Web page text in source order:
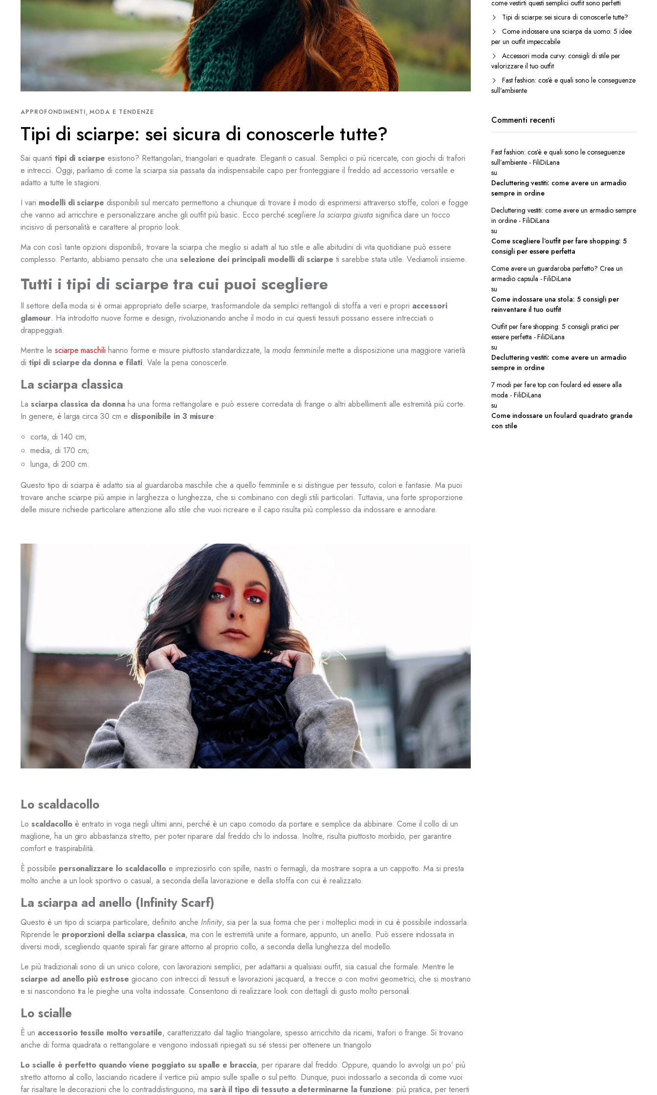
APPROFONDIMENTI, MODA E TENDENZE
Tipi di sciarpe: sei sicura di conoscerle tutte?
Sai quanti tipi di sciarpe esistono? Rettangolari, triangolari e quadrate. Eleganti o casual. Semplici o più ricercate, con giochi di trafori
e intrecci. Oggi, parliamo di come la sciarpa sia passata da indispensabile capo per fronteggiare il freddo ad accessorio versatile e
adatto a tutte le stagioni.
I vari modelli di sciarpe disponibili sul mercato permettono a chiunque di trovare il modo di esprimersi attraverso stoffe, colori e fogge
che vanno ad arricchire e personalizzare anche gli outfit più basic. Ecco perché scegliere la sciarpa giustasignifica dare un tocco
incisivo di personalità e carattere al proprio look.
Ma con così tante opzioni disponibili, trovare la sciarpa che meglio si adatti al tuo stile e alle abitudini di vita quotidiane può essere
complesso. Pertanto, abbiamo pensato che una selezione dei principali modelli di sciarpe ti sarebbe stata utile. Vediamoli insieme.
Tutti i tipi di sciarpe tra cui puoi scegliere
Il settore della moda si è ormai appropriato delle sciarpe, trasformandole da semplici rettangoli di stoffa a veri e propri accessori
glamour. Ha introdotto nuove forme e design, rivoluzionando anche il modo in cui questi tessuti possano essere intrecciati o
drappeggiati.
Mentre le sciarpe maschili hanno forme e misure piuttosto standardizzate, la moda femminile mette a disposizione una maggiore varietà
di tipi di sciarpe da donna e filati. Vale la pena conoscerle.
La sciarpa classica
La sciarpa classica da donna ha una forma rettangolare e può essere corredata di frange o altri abbellimenti alle estremità più corte.
In genere, è larga circa 30 cm e disponibile in 3 misure:
corta, di 140 cm;
media, di 170 cm;
lunga, di 200 cm.
Questo tipo di sciarpa è adatto sia al guardaroba maschile che a quello femminile e si distingue per tessuto, colori e fantasie. Ma puoi
trovare anche sciarpe più ampie in larghezza o lunghezza, che si combinano con degli stili particolari. Tuttavia, una forte sproporzione
delle misure richiede particolare attenzione allo stile che vuoi ricreare e il capo risulta più complesso da indossare e annodare.
Lo scaldacollo
Lo scaldacolloè entrato in voga negli ultimi anni, perché è un capo comodo da portare e semplice da abbinare. Come il collo di un
maglione, ha un giro abbastanza stretto, per poter riparare dal freddo chi lo indossa. Inoltre, risulta piuttosto morbido, per garantire
comfort e traspirabilità.
È possibile personalizzare lo scaldacolloe impreziosirlo con spille, nastri o fermagli, da mostrare sopra a un cappotto. Ma si presta
molto anche a un look sportivo o casual, a seconda della lavorazione e della stoffa con cui è realizzato.
La sciarpa ad anello (Infinity Scarf)
Questo è un tipo di sciarpa particolare, definito anche Infinity, sia per la sua forma che per i molteplici modi in cui è possibile indossarla.
Riprende le proporzioni della sciarpa classica, ma con le estremità unite a formare, appunto, un anello. Può essere indossata in
diversi modi, scegliendo quante spirali far girare attorno al proprio collo, a seconda della lunghezza del modello.
Le più tradizionali sono di un unico colore, con lavorazioni semplici, per adattarsi a qualsiasi outfit, sia casual che formale. Mentre le
sciarpe ad anello più estrose giocano con intrecci di tessuti e lavorazioni jacquard, a trecce o con motivi geometrici, che si mostrano
e si nascondono tra le pieghe una volta indossate. Consentono di realizzare look con dettagli di gusto molto personali.
Lo scialle
È un accessorio tessile molto versatile, caratterizzato dal taglio triangolare, spesso arricchito da ricami, trafori o frange. Si trovano
anche di forma quadrata o rettangolare e vengono indossati ripiegati su sé stessi per ottenere un triangolo
Lo scialle è perfetto quando viene poggiato su spalle e braccia, per riparare dal freddo. Oppure, quando lo avvolgi un po’ più
stretto attorno al collo, lasciando ricadere il vertice più ampio sulle spalle o sul petto. Dunque, puoi indossarlo a seconda di come vuoi
far risaltare le decorazioni che lo contraddistinguono, masarà il tipo di tessuto a determinarne la funzione: più pratica, per tenerti
come vestirti questi semplici outfit sono perfetti
Tipi di sciarpe: sei sicura di conoscerle tutte?
Come indossare una sciarpa da uomo: 5 idee
per un outfit impeccabile
Accessori moda curvy: consigli di stile per
valorizzare il tuo outfit
Fast fashion: cos’è e quali sono le conseguenze
sull’ambiente
Commenti recenti
Fast fashion: cos’è e quali sono le conseguenze
sull’ambiente - FiliDiLana
su
Decluttering vestiti: come avere un armadio
sempre in ordine
Decluttering vestiti: come avere un armadio sempre
in ordine - FiliDiLana
su
Come scegliere l’outfit per fare shopping: 5
consigli per essere perfetta
Come avere un guardaroba perfetto? Crea un
armadio capsula - FiliDiLana
su
Come indossare una stola: 5 consigli per
reinventare il tuo outfit
Outfit per fare shopping: 5 consigli pratici per
essere perfetta - FiliDiLana
su
Decluttering vestiti: come avere un armadio
sempre in ordine
7 modi per fare top con foulard ed essere alla
moda - FiliDiLana
su
Come indossare un foulard quadrato grande
con stile